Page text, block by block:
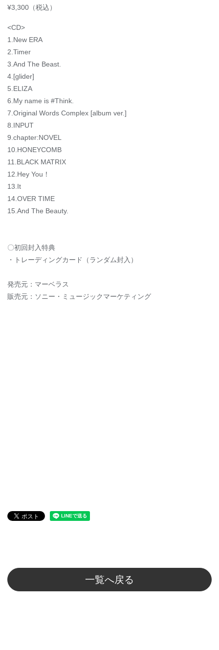
¥3,300（税込）
<CD>
1.New ERA
2.Timer
3.And The Beast.
4.[glider]
5.ELIZA
6.My name is #Think.
7.Original Words Complex [album ver.]
8.INPUT
9.chapter:NOVEL
10.HONEYCOMB
11.BLACK MATRIX
12.Hey You！
13.It
14.OVER TIME
15.And The Beauty.
〇初回封入特典
・トレーディングカード（ランダム封入）
発売元：マーベラス
販売元：ソニー・ミュージックマーケティング
一覧へ戻る